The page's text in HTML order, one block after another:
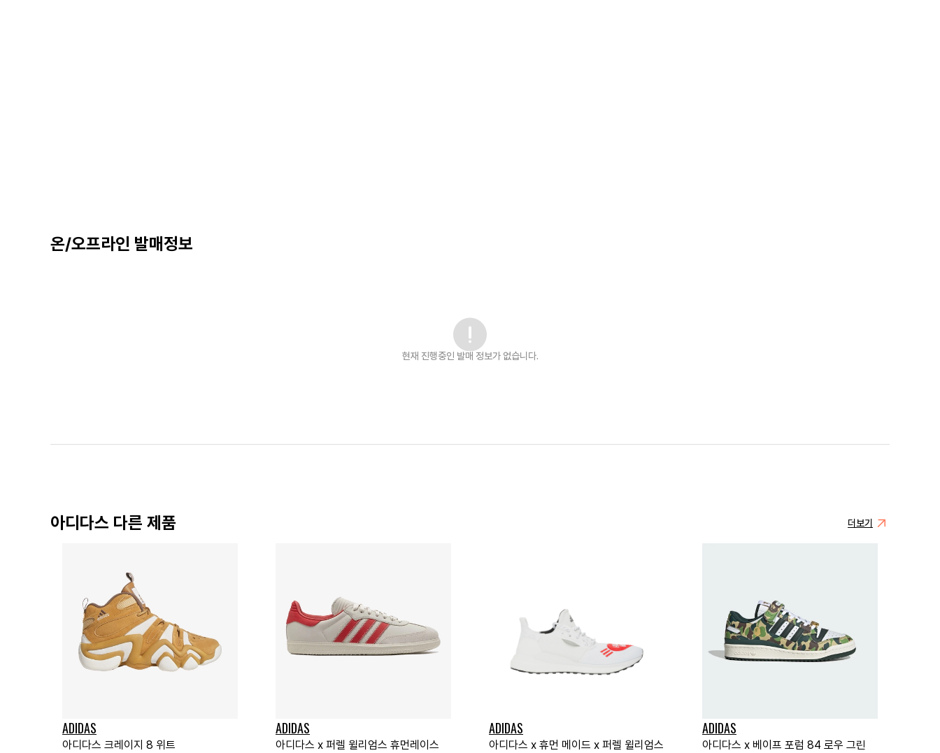
온/오프라인 발매정보
현재 진행중인 발매 정보가 없습니다.
아디다스 다른 제품 더보기
ADIDAS
아디다스 크레이지 8 위트
ADIDAS
아디다스 x 퍼렐 윌리엄스 휴먼레이스
ADIDAS
아디다스 x 휴먼 메이드 x 퍼렐 윌리엄스
ADIDAS
아디다스 x 베이프 포럼 84 로우 그린